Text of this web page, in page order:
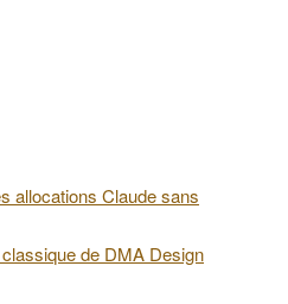
allocations Claude sans
de DMA Design